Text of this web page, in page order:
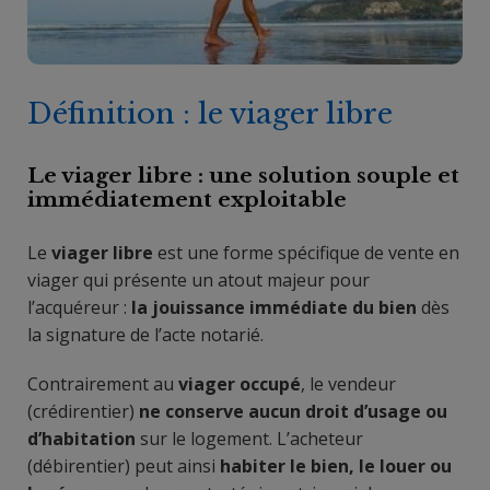
Définition : le viager libre
Le viager libre : une solution souple et
immédiatement exploitable
Le viager libre est une forme spécifique de vente en
viager qui présente un atout majeur pour
l’acquéreur : la jouissance immédiate du bien dès
la signature de l’acte notarié.
Contrairement au viager occupé, le vendeur
(crédirentier) ne conserve aucun droit d’usage ou
d’habitation sur le logement. L’acheteur
(débirentier) peut ainsi habiter le bien, le louer ou